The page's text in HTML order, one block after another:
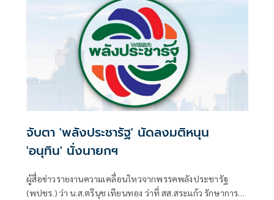
จับตา 'พลังประชารัฐ' นัดลงมติหนุน
'อนุทิน' นั่งนายกฯ
ผู้สื่อข่าวรายงานความเคลื่อนไหวจากพรรคพลังประชารัฐ
(พปชร.) ว่า น.ส.ตรีนุช เทียนทอง ว่าที่ สส.สระแก้ว รักษาการ